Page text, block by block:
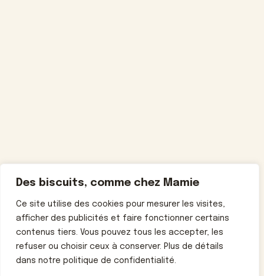
Des biscuits, comme chez Mamie
Ce site utilise des cookies pour mesurer les visites,
afficher des publicités et faire fonctionner certains
contenus tiers. Vous pouvez tous les accepter, les
refuser ou choisir ceux à conserver. Plus de détails
dans notre politique de confidentialité.